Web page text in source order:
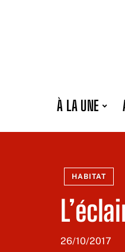
À LA UNE
HABITAT
26/10/2017